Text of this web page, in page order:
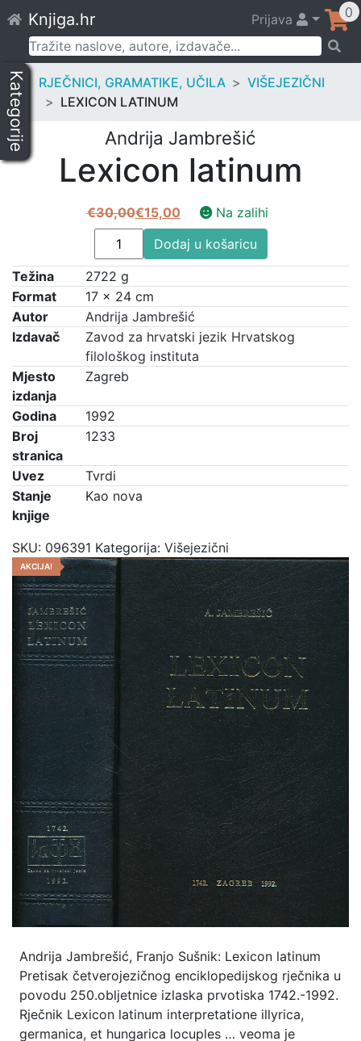
to
content
Knjiga.hr Prijava 0
Pretraži:
Kategorije RJEČNICI, GRAMATIKE, UČILA
VIŠEJEZIČNI
LEXICON LATINUM
Andrija Jambrešić
Lexicon latinum
€30,00
Izvorna
cijena
bila
je:
€30,00.
€15,00
Trenutna
cijena
je:
€15,00.
Na zalihi
Lexicon
latinum
količina
Dodaj u košaricu
Težina
2722 g
Format
17 × 24 cm
Autor
Andrija Jambrešić
Izdavač
Zavod za hrvatski jezik Hrvatskog
filološkog instituta
Mjesto
izdanja
Zagreb
Godina
1992
Broj
stranica
1233
Uvez
Tvrdi
Stanje
knjige
Kao nova
SKU: 096391 Kategorija: Višejezični
AKCIJA!
Andrija Jambrešić, Franjo Sušnik: Lexicon latinum
Pretisak četverojezičnog enciklopedijskog rječnika u
povodu 250.obljetnice izlaska prvotiska 1742.-1992.
Rječnik Lexicon latinum interpretatione illyrica,
germanica, et hungarica locuples … veoma je